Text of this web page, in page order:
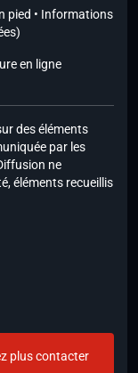
pied • Informations
en ligne
des éléments
par les
ne
éléments recueillis
plus contacter